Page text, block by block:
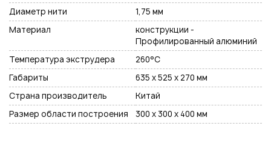
Диаметр нити
1,75 мм
Материал
конструкции -
Профилированный алюминий
Температура экструдера
260°С
Габариты
635 х 525 х 270 мм
Страна производитель
Китай
Размер области построения
300 х 300 х 400 мм